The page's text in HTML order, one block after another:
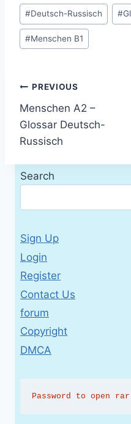
Post
Tags:
#Deutsch-Russisch #
#Menschen B1
Post
navigation
PREVIOUS
Menschen A2 –
Glossar Deutsch-
Russisch
Search
Sign Up
Login
Register
Contact Us
forum
Copyright
DMCA
Password to open